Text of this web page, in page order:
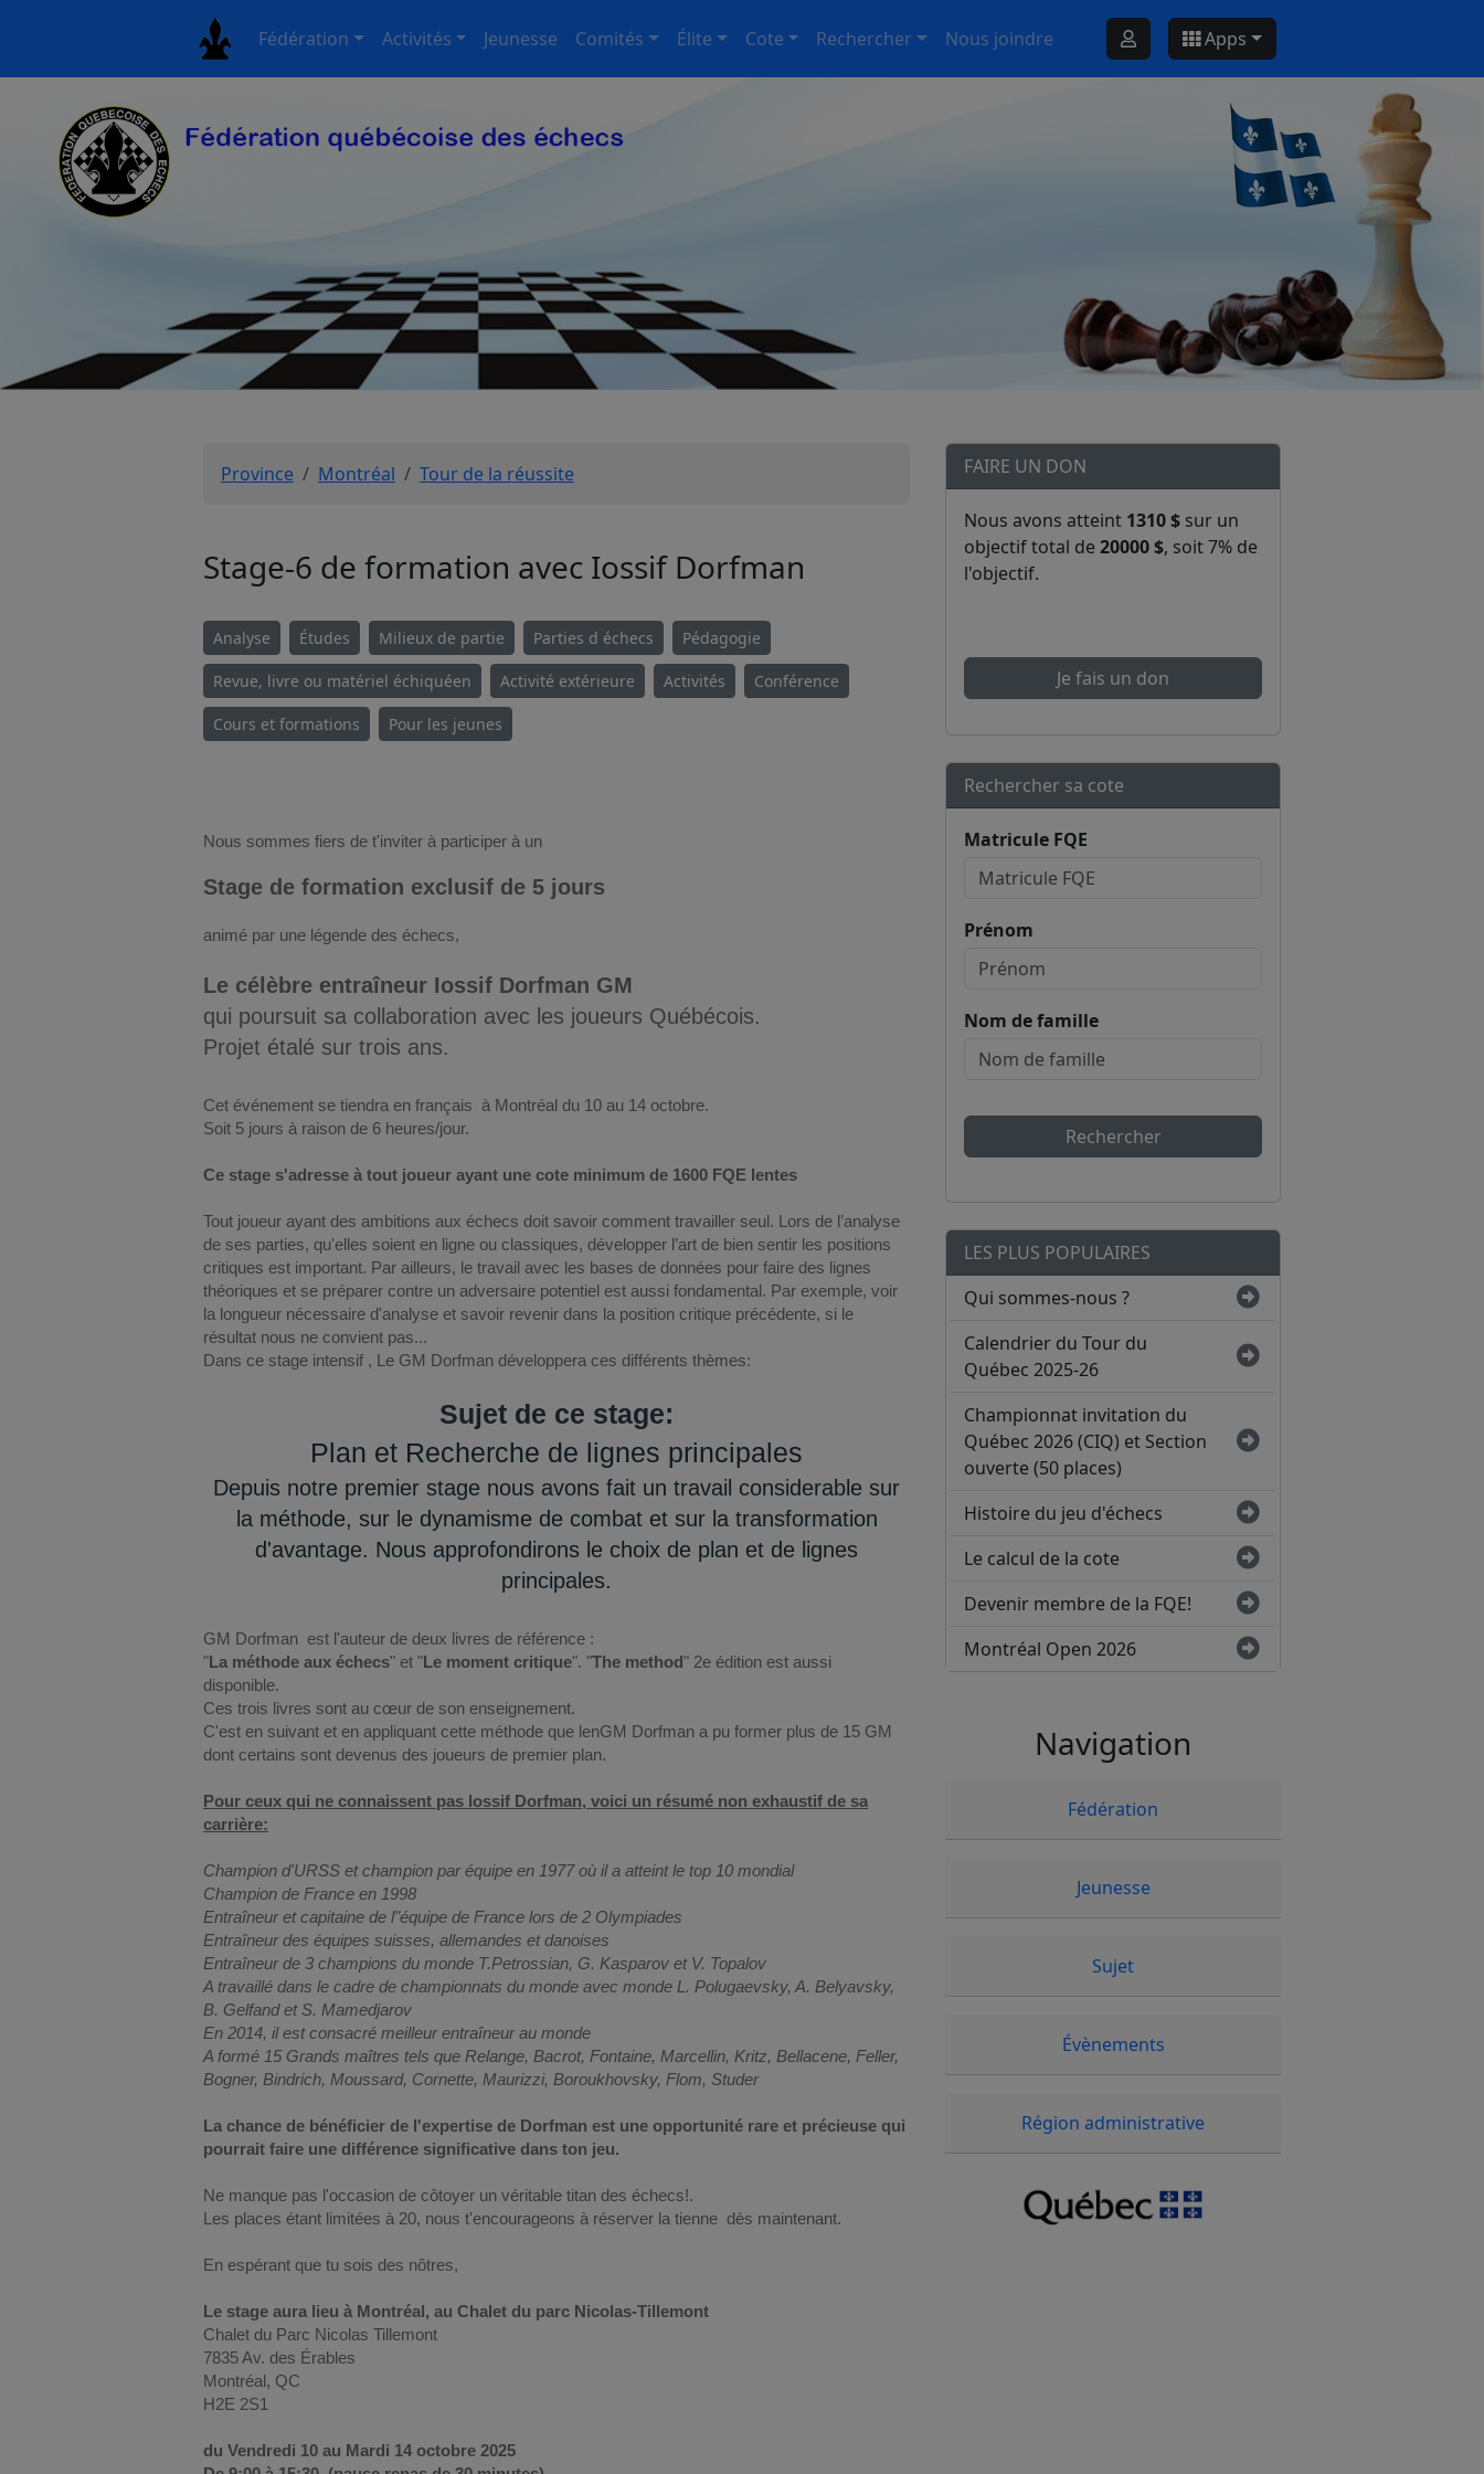
Fédération Activités Jeunesse Comités Élite Cote Rechercher Nous joindre Apps
Province Montréal Tour de la réussite
Stage-6 de formation avec Iossif Dorfman
Analyse Études Milieux de partie Parties d échecs Pédagogie
Revue, livre ou matériel échiquéen Activité extérieure Activités Conférence
Cours et formations Pour les jeunes
Nous sommes fiers de t'inviter à participer à un
Stage de formation exclusif de 5 jours
animé par une légende des échecs,
Le célèbre entraîneur Iossif Dorfman GM
qui poursuit sa collaboration avec les joueurs Québécois.
Projet étalé sur trois ans.
Cet événement se tiendra en français à Montréal du 10 au 14 octobre.
Soit 5 jours à raison de 6 heures/jour.
Ce stage s'adresse à tout joueur ayant une cote minimum de 1600 FQE lentes
Tout joueur ayant des ambitions aux échecs doit savoir comment travailler seul. Lors de l’analyse
de ses parties, qu'elles soient en ligne ou classiques, développer l’art de bien sentir les positions
critiques est important. Par ailleurs, le travail avec les bases de données pour faire des lignes
théoriques et se préparer contre un adversaire potentiel est aussi fondamental. Par exemple, voir
la longueur nécessaire d'analyse et savoir revenir dans la position critique précédente, si le
résultat nous ne convient pas...
Dans ce stage intensif , Le GM Dorfman développera ces différents thèmes:
Sujet de ce stage:
Plan et Recherche de lignes principales
Depuis notre premier stage nous avons fait un travail considerable sur
la méthode, sur le dynamisme de combat et sur la transformation
d'avantage. Nous approfondirons le choix de plan et de lignes
principales.
GM Dorfman est l'auteur de deux livres de référence :
"La méthode aux échecs" et "Le moment critique". "The method" 2e édition est aussi
disponible.
Ces trois livres sont au cœur de son enseignement.
C'est en suivant et en appliquant cette méthode que lenGM Dorfman a pu former plus de 15 GM
dont certains sont devenus des joueurs de premier plan.
Pour ceux qui ne connaissent pas Iossif Dorfman, voici un résumé non exhaustif de sa
carrière:
Champion d'URSS et champion par équipe en 1977 où il a atteint le top 10 mondial
Champion de France en 1998
Entraîneur et capitaine de l"équipe de France lors de 2 Olympiades
Entraîneur des équipes suisses, allemandes et danoises
Entraîneur de 3 champions du monde T.Petrossian, G. Kasparov et V. Topalov
A travaillé dans le cadre de championnats du monde avec monde L. Polugaevsky, A. Belyavsky,
B. Gelfand et S. Mamedjarov
En 2014, il est consacré meilleur entraîneur au monde
A formé 15 Grands maîtres tels que Relange, Bacrot, Fontaine, Marcellin, Kritz, Bellacene, Feller,
Bogner, Bindrich, Moussard, Cornette, Maurizzi, Boroukhovsky, Flom, Studer
La chance de bénéficier de l'expertise de Dorfman est une opportunité rare et précieuse qui
pourrait faire une différence significative dans ton jeu.
Ne manque pas l'occasion de côtoyer un véritable titan des échecs!.
Les places étant limitées à 20, nous t'encourageons à réserver la tienne dès maintenant.
En espérant que tu sois des nôtres,
Le stage aura lieu à Montréal, au Chalet du parc Nicolas-Tillemont
Chalet du Parc Nicolas Tillemont
7835 Av. des Érables
Montréal, QC
H2E 2S1
du Vendredi 10 au Mardi 14 octobre 2025
FAIRE UN DON
Nous avons atteint 1310 $ sur un
objectif total de 20000 $, soit 7% de
l'objectif.
Je fais un don
Rechercher sa cote
Matricule FQE
Prénom
Nom de famille
Rechercher
LES PLUS POPULAIRES
Qui sommes-nous ?
Calendrier du Tour du
Québec 2025-26
Championnat invitation du
Québec 2026 (CIQ) et Section
ouverte (50 places)
Histoire du jeu d'échecs
Le calcul de la cote
Devenir membre de la FQE!
Montréal Open 2026
Navigation
Fédération
Jeunesse
Sujet
Évènements
Région administrative